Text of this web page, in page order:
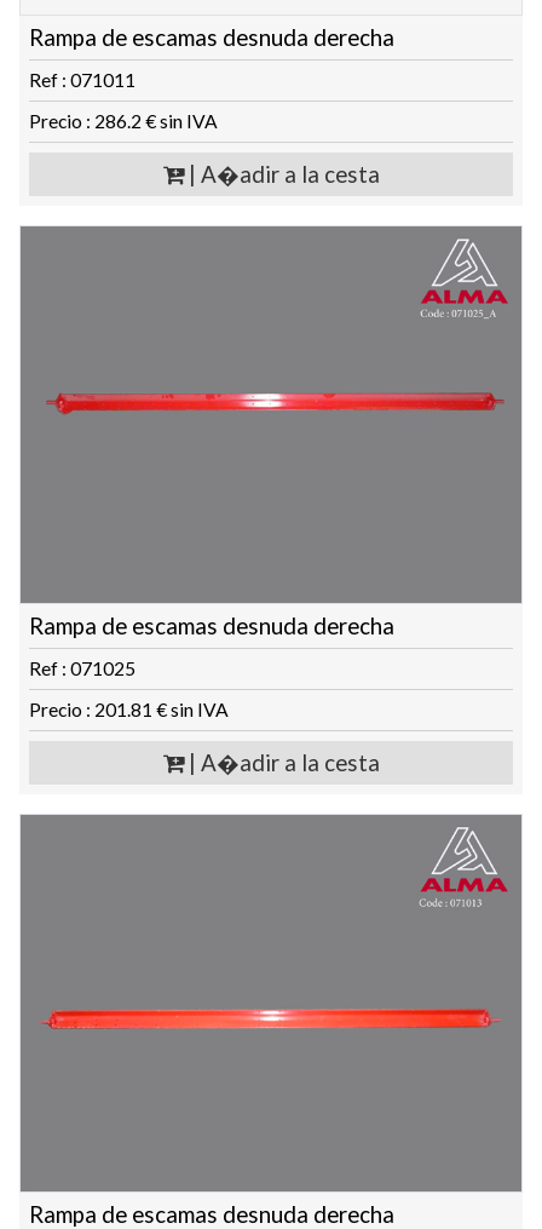
Rampa de escamas desnuda derecha
Ref : 071011
Precio : 286.2 € sin IVA
| A�adir a la cesta
Rampa de escamas desnuda derecha
Ref : 071025
Precio : 201.81 € sin IVA
| A�adir a la cesta
Rampa de escamas desnuda derecha